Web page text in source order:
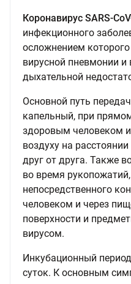
Коронавирус SARS-
инфекционного
осложнением
вирусной пневмонии и
дыхательной
Основной путь
капельный, при
здоровым человеком
воздуху на
друг от друга. Также
во время
непосредственного
человеком и через
поверхности и
вирусом.
Инкубационный
суток. К основным